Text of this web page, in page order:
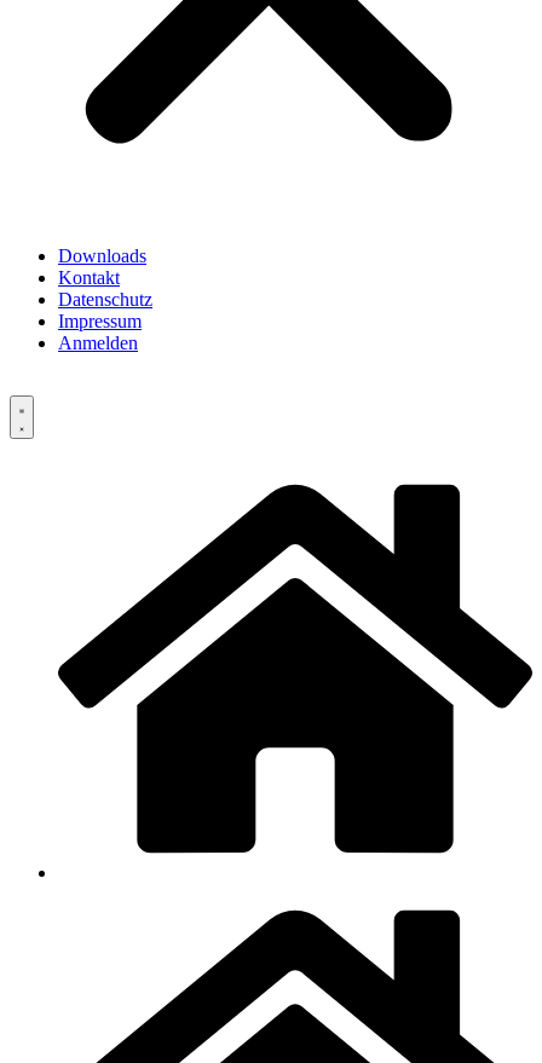
Downloads
Kontakt
Datenschutz
Impressum
Anmelden